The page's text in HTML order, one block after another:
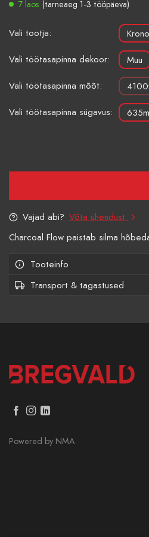
7 laos (tarneaeg 1-3 tööpäeva)
Vali tootja:
Vali töötasapinna dekoor:
Muu
Vali töötasapinna mõõt:
Vali töötasapinna sügavus:
Vajad abi? Võta ühendust
Charcoal Flow paistab silma
Tooteinfo
Transport & tagastused
Powered by NMA